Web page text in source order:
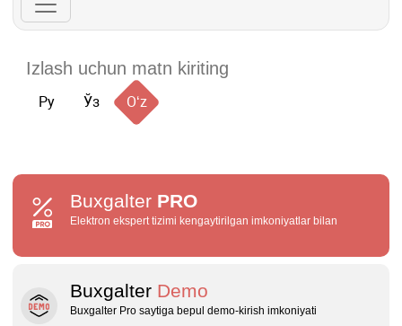
Ру Ўз Oʻz
Buxgalter PRO
Elektron ekspert tizimi kengaytirilgan imkoniyatlar bilan
Buxgalter Demo
Buxgalter Pro saytiga bepul demo‑kirish imkoniyati